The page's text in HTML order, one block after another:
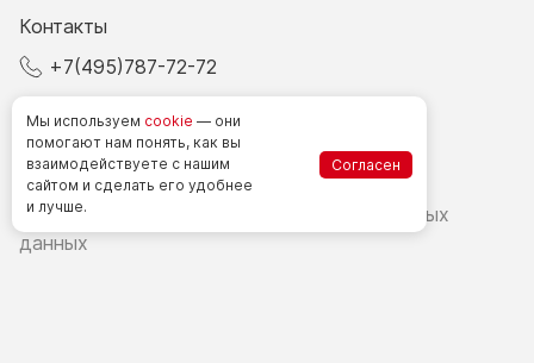
Контакты
+7(495)787-72-72
Счетчики посетителей в РФ
Политика в области обработки персональных
данных
Мы используем cookie — они
помогают нам понять, как вы
взаимодействуете с нашим
сайтом и сделать его удобнее
и лучше.
Согласен